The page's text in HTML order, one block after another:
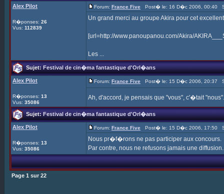
Alex Pilot
R�ponses: 26
Vus: 112839
Forum: France Five Post� le: 16 D�c 2006, 00:40
Un grand merci au groupe Akira pour cet
[url=http://www.panoupanou.com/Akira/
Les ...
Sujet:Festival de cin�ma fantastique d'Orl�ans
Alex Pilot
R�ponses: 13
Vus: 35086
Forum: France Five Post� le: 15 D�c 2006, 20:37
Ah, d'accord, je pensais que "vous", c'�tait
Sujet:Festival de cin�ma fantastique d'Orl�ans
Alex Pilot
R�ponses: 13
Vus: 35086
Forum: France Five Post� le: 15 D�c 2006, 17:50
Nous pr�f�rons ne pas participer aux concours.
Par contre, nous ne refusons jamais une diffusion.
Page 1 sur 22